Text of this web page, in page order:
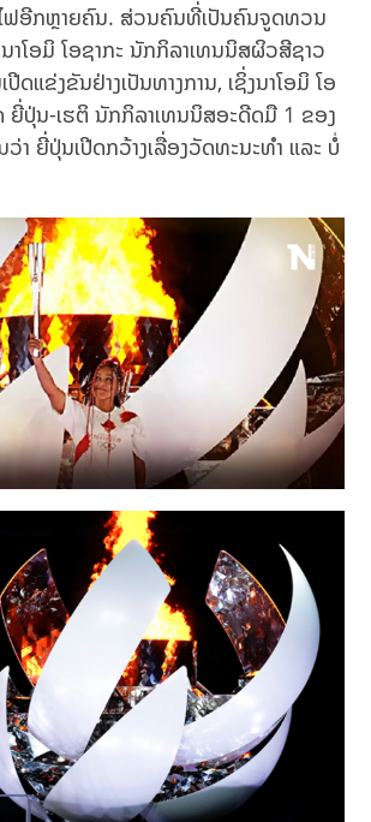
ຟອີກຫຼາຍຄົນ. ສ່ວນຄົນທີ່ເປັນຄົນຈູດທວນ
ໂອມິ ໂອຊາກະ ນັກກິລາເທນນິສຜິວສີຊາວ
ດແຂ່ງຂັນຢ່າງເປັນທາງການ, ເຊິ່ງນາໂອມິ ໂອ
ຍີ່ປຸ່ນ-ເຮຕິ ນັກກິລາເທນນິສອະດີດມື 1 ຂອງ
ວ່າ ຍີ່ປຸ່ນເປີດກວ້າງເລື່ອງວັດທະນະທຳ ແລະ ບໍ່